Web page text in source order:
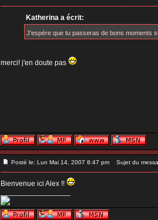
Katherina a écrit:
J'espère que tu passeras de bons moments
merci! j'en doute pas
Posté le: Lun Mai 14, 2007 8:47 pm Sujet du
Bienvenue ici Alex !!
_________________